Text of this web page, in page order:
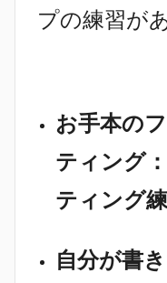
プの練習が
お手本の
ティング
ティング
自分が書